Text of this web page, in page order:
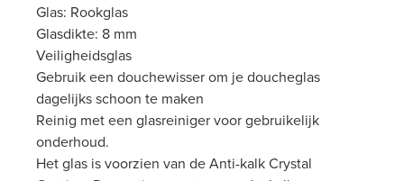
Glas: Rookglas
Glasdikte: 8 mm
Veiligheidsglas
Gebruik een douchewisser om je doucheglas
dagelijks schoon te maken
Reinig met een glasreiniger voor gebruikelijk
onderhoud.
Het glas is voorzien van de Anti-kalk Crystal